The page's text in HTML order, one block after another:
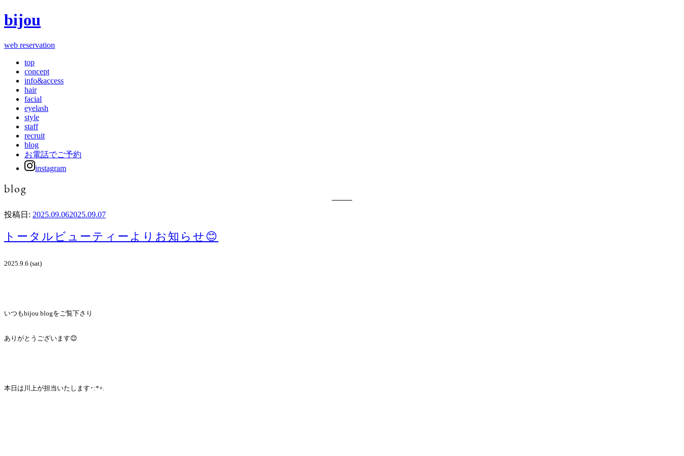
bijou
web reservation
top
concept
info&access
hair
facial
eyelash
style
staff
recruit
blog
お電話でご予約
instagram
blog
投稿日: 2025.09.062025.09.07
トータルビューティーよりお知らせ😊
2025.9.6 (sat)
いつもbijou blogをご覧下さり
ありがとうございます😊
本日は川上が担当いたします･:*+.